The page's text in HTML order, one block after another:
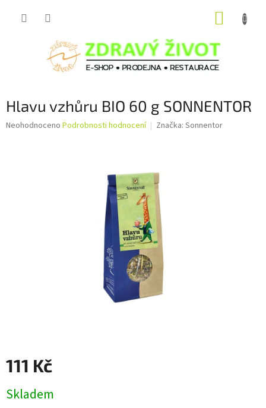
Hlavu vzhůru BIO 60 g SONNENTOR
Průměrné
Neohodnoceno Podrobnosti hodnocení Značka: Sonnentor
111 Kč
cena:
Skladem